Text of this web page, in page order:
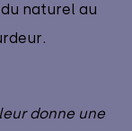
naturel au
donne une